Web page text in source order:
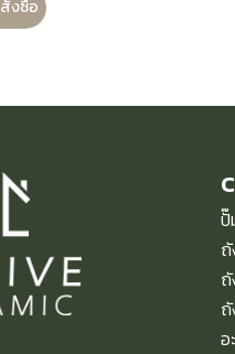
สั่งซื้อ
ปั๊